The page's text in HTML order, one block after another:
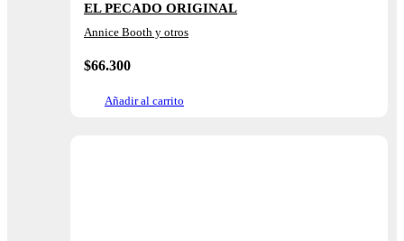
EL PECADO ORIGINAL
Annice Booth y otros
$66.300
Añadir al carrito